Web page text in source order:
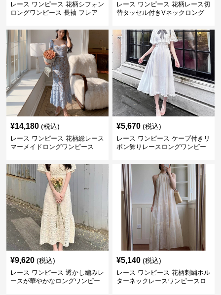
レース ワンピース 花柄シフォン
ロングワンピース 長袖 フレア
レース ワンピース 花柄レース切
替タッセル付きVネックロング
¥14,180 (税込)
レース ワンピース 花柄総レース
マーメイドロングワンピース
¥5,670 (税込)
レース ワンピース ケープ付きリ
ボン飾りレースロングワンピー
¥9,620 (税込)
レース ワンピース 透かし編みレ
ースが華やかなロングワンピー
¥5,140 (税込)
レース ワンピース 花柄刺繍ホル
ターネックレースワンピースロ